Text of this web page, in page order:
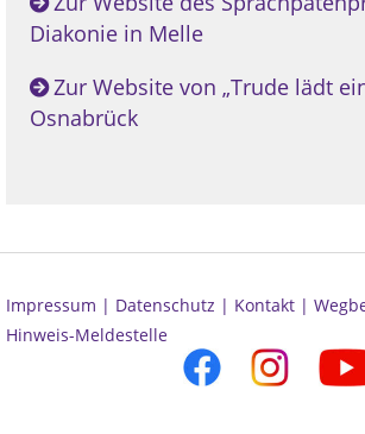
Diakonie in Melle
Zur Website von „Trude lädt
Osnabrück
Impressum | Datenschutz | Kontakt |
Hinweis-Meldestelle